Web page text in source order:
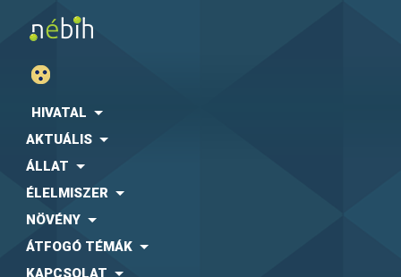
HIVATAL
AKTUÁLIS
ÁLLAT
ÉLELMISZER
NÖVÉNY
ÁTFOGÓ TÉMÁK
KAPCSOLAT